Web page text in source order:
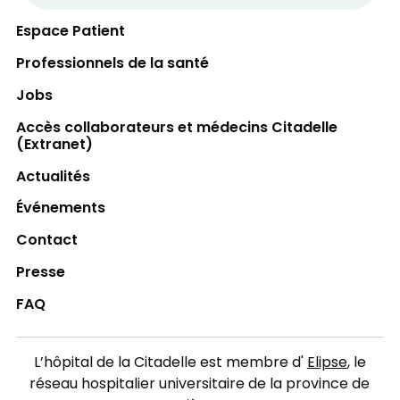
votre carte de paiement.
Espace Patient
Professionnels de la santé
Jobs
Accès collaborateurs et médecins Citadelle
(Extranet)
Actualités
Événements
Contact
Presse
FAQ
L’hôpital de la Citadelle est membre d'Elipse, le
réseau hospitalier universitaire de la province de